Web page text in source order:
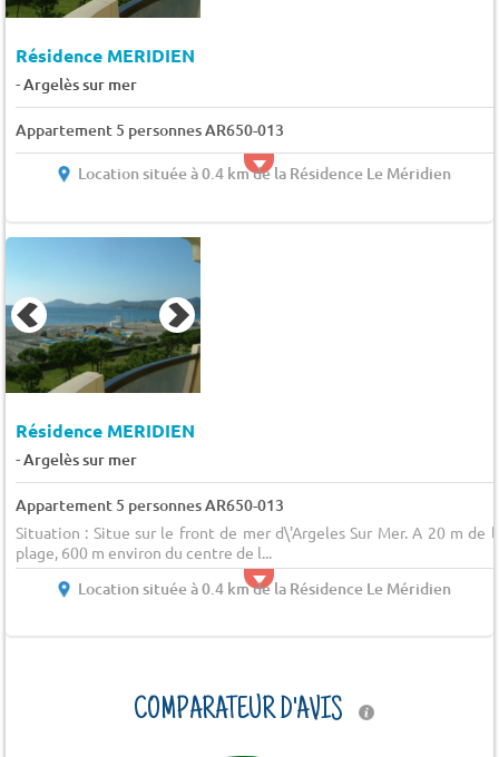
Résidence MERIDIEN
-Argelès sur mer
Appartement 5 personnes AR650-013
Location située à 0.4 km de la Résidence Le Méridien
Résidence MERIDIEN
-Argelès sur mer
Appartement 5 personnes AR650-013
Situation : Situe sur le front de mer d\'Argeles Sur Mer. A 20 m de
plage, 600 m environ du centre de l...
Location située à 0.4 km de la Résidence Le Méridien
COMPARATEUR D'AVIS